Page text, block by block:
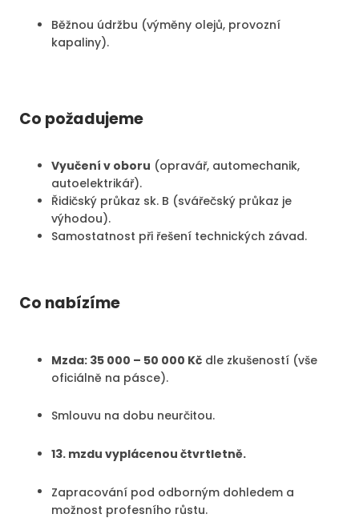
Běžnou údržbu (výměny olejů, provozní
kapaliny).
Co požadujeme
Vyučení v oboru (opravář, automechanik,
autoelektrikář).
Řidičský průkaz sk. B (svářečský průkaz je
výhodou).
Samostatnost při řešení technických závad.
Co nabízíme
Mzda: 35 000 – 50 000 Kč dle zkušeností (vše
oficiálně na pásce).
Smlouvu na dobu neurčitou.
13. mzdu vyplácenou čtvrtletně.
Zapracování pod odborným dohledem a
možnost profesního růstu.